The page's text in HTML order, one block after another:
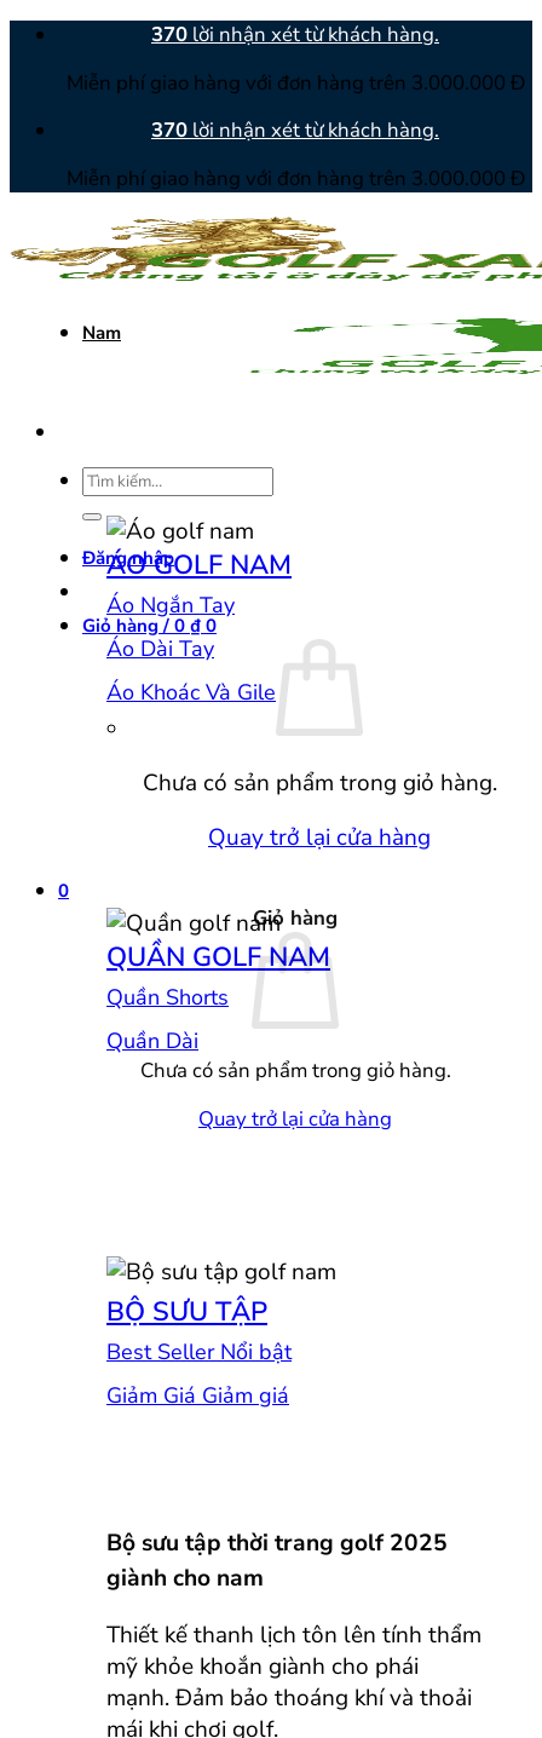
370 lời nhận xét từ khách hàng.
Miễn phí giao hàng với đơn hàng trên 3.000.000 Đ
370 lời nhận xét từ khách hàng.
Miễn phí giao hàng với đơn hàng trên 3.000.000 Đ
Tìm
Đăng nhập
Giỏ hàng / 0 ₫ 0
Chưa có sản phẩm trong giỏ hàng.
Quay trở lại cửa hàng
0
Giỏ hàng
Chưa có sản phẩm trong giỏ hàng.
Quay trở lại cửa hàng
Nam
ÁO GOLF NAM
Áo Ngắn Tay
Áo Dài Tay
Áo Khoác Và Gile
QUẦN GOLF NAM
Quần Shorts
Quần Dài
BỘ SƯU TẬP
Best Seller
Giảm Giá
Bộ sưu tập thời trang golf 2025
giành cho nam
Thiết kế thanh lịch tôn lên tính thẩm
mỹ khỏe khoắn giành cho phái
mạnh. Đảm bảo thoáng khí và thoải
mái khi chơi golf.